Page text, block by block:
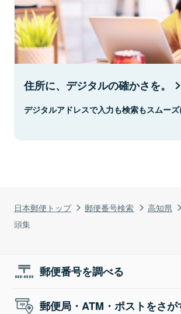
日本郵便トップ 郵便番号検索 高知県
頭集
住所に、デジタルの確かさを。
デジタルアドレスで入力も検索もスムーズ
郵便番号を調べる
郵便局・ATM・ポストをさが